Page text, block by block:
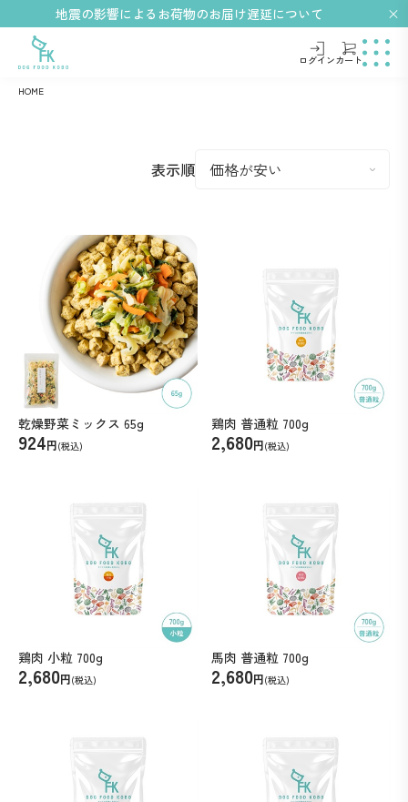
地震の影響によるお荷物のお届け遅延について
ログインカート
HOME
表示順
乾燥野菜ミックス 65g
924円(税込)
鶏肉 普通粒 700g
2,680円(税込)
鶏肉 小粒 700g
2,680円(税込)
馬肉 普通粒 700g
2,680円(税込)